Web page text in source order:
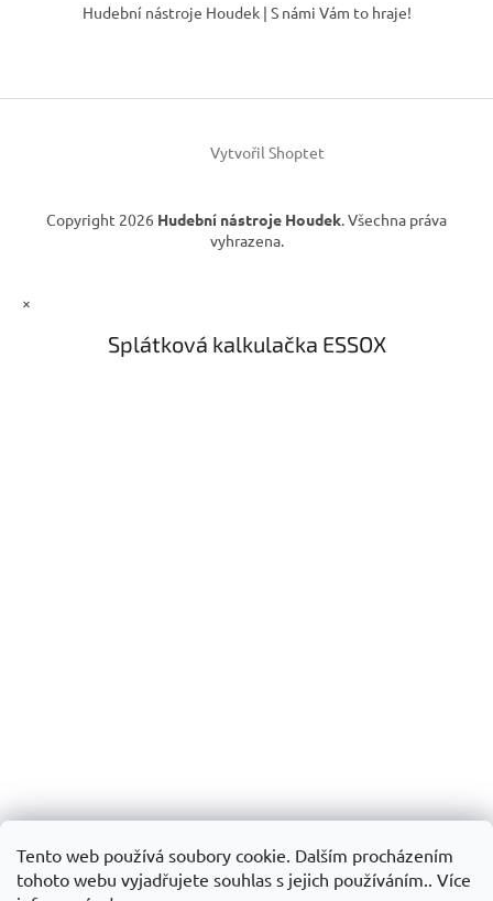
Tento web používá soubory cookie. Dalším procházením
tohoto webu vyjadřujete souhlas s jejich používáním.. Více
í
Hudební nástroje Houdek | S námi Vám to hraje!
Vytvořil Shoptet
Copyright 2026 Hudební nástroje Houdek. Všechna práva
vyhrazena.
×
Splátková kalkulačka ESSOX